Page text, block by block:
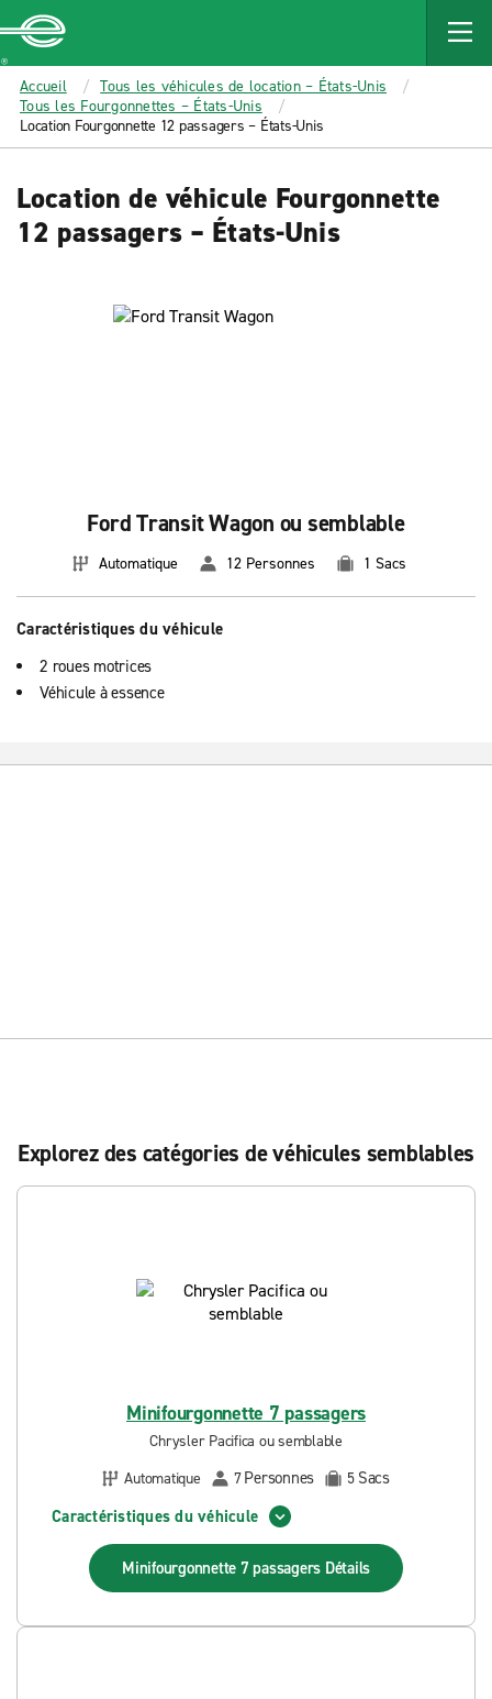
MAIN
CONTENT
Enterprise
Accueil
Tous les véhicules de location – États-Unis
Tous les Fourgonnettes – États-Unis
Location Fourgonnette 12 passagers – États-Unis
Location de véhicule Fourgonnette
12 passagers – États-Unis
Ford Transit Wagon ou semblable
Automatique 12 Personnes 1 Sacs
Caractéristiques du véhicule
2 roues motrices
Véhicule à essence
Explorez des catégories de véhicules semblables
Minifourgonnette 7 passagers
Chrysler Pacifica ou semblable
Automatique
7Personnes 5 Sacs
Caractéristiques du véhicule
Minifourgonnette 7 passagers Détails